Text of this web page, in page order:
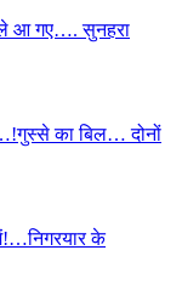
आ गए…. सुनहरा
का बिल… दोनों
के